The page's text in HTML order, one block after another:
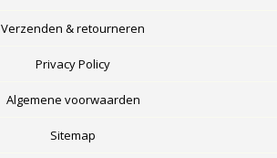
Verzenden & retourneren
Privacy Policy
Algemene voorwaarden
Sitemap